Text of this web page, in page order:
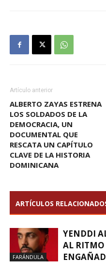
Artículo anterior
ALBERTO ZAYAS ESTRENA
LOS SOLDADOS DE LA
DEMOCRACIA, UN
DOCUMENTAL QUE
RESCATA UN CAPÍTULO
CLAVE DE LA HISTORIA
DOMINICANA
ARTÍCULOS
FARÁNDULA
YENDDI
AL RITMO